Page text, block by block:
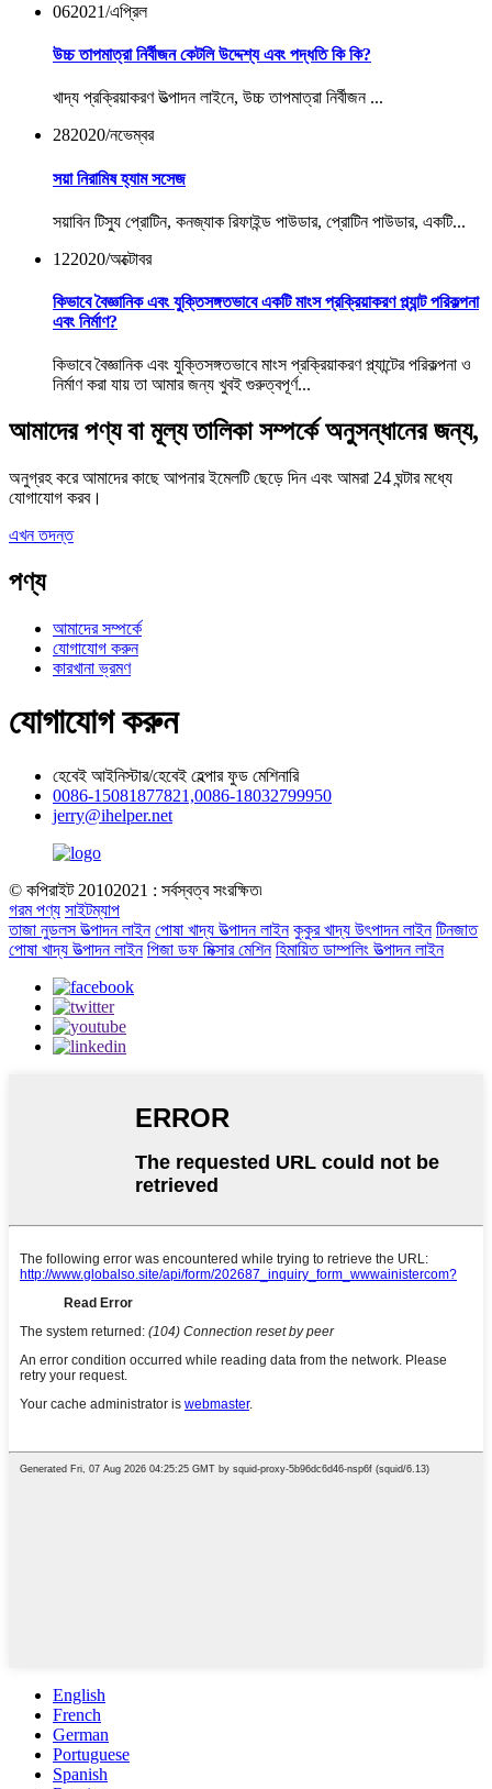
062021/এপ্রিল
উচ্চ তাপমাত্রা নির্বীজন কেটলি উদ্দেশ্য এবং পদ্ধতি কি কি?
খাদ্য প্রক্রিয়াকরণ উত্পাদন লাইনে, উচ্চ তাপমাত্রা নির্বীজন ...
282020/নভেম্বর
সয়া নিরামিষ হ্যাম সসেজ
সয়াবিন টিস্যু প্রোটিন, কনজ্যাক রিফাইন্ড পাউডার, প্রোটিন পাউডার, একটি...
122020/অক্টোবর
কিভাবে বৈজ্ঞানিক এবং যুক্তিসঙ্গতভাবে একটি মাংস প্রক্রিয়াকরণ প্ল্যান্ট পরিকল্পনা
এবং নির্মাণ?
কিভাবে বৈজ্ঞানিক এবং যুক্তিসঙ্গতভাবে মাংস প্রক্রিয়াকরণ প্ল্যান্টের পরিকল্পনা ও
নির্মাণ করা যায় তা আমার জন্য খুবই গুরুত্বপূর্ণ...
আমাদের পণ্য বা মূল্য তালিকা সম্পর্কে অনুসন্ধানের জন্য,
অনুগ্রহ করে আমাদের কাছে আপনার ইমেলটি ছেড়ে দিন এবং আমরা 24 ঘন্টার মধ্যে
যোগাযোগ করব।
এখন তদন্ত
পণ্য
আমাদের সম্পর্কে
যোগাযোগ করুন
কারখানা ভ্রমণ
যোগাযোগ করুন
হেবেই আইনিস্টার/হেবেই হেল্পার ফুড মেশিনারি
0086-15081877821,0086-18032799950
jerry@ihelper.net
© কপিরাইট 20102021 : সর্বস্বত্ব সংরক্ষিত৷
গরম পণ্য সাইটম্যাপ
তাজা নুডলস উত্পাদন লাইন পোষা খাদ্য উত্পাদন লাইন কুকুর খাদ্য উৎপাদন লাইন টিনজাত
পোষা খাদ্য উত্পাদন লাইন পিজা ডফ মিক্সার মেশিন হিমায়িত ডাম্পলিং উত্পাদন লাইন
English
French
German
Portuguese
Spanish